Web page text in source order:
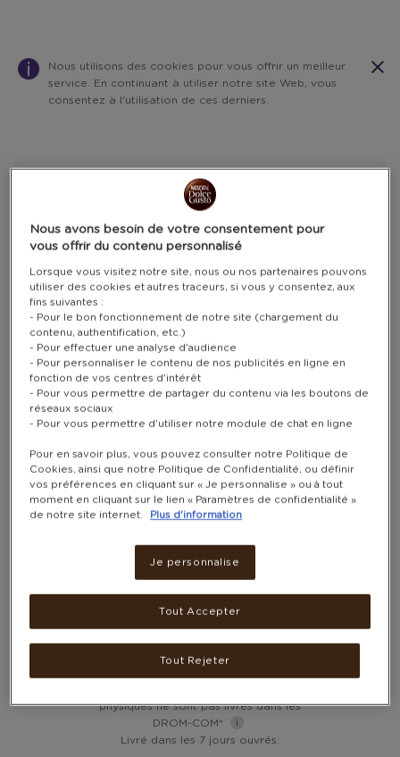
Nous utilisons des cookies pour vous offrir un meilleur
service. En continuant à utiliser notre site Web, vous
consentez à l'utilisation de ces derniers.
MIXEUR À MAIN AD 4616 –
ADLER
physiques ne sont pas livrés dans les
DROM-COM*
Livré dans les 7 jours ouvrés.
Nous avons besoin de votre consentement pour
vous offrir du contenu personnalisé
Lorsque vous visitez notre site, nous ou nos partenaires pouvons
utiliser des cookies et autres traceurs, si vous y consentez, aux
fins suivantes :
- Pour le bon fonctionnement de notre site (chargement du
contenu, authentification, etc.)
- Pour effectuer une analyse d'audience
- Pour personnaliser le contenu de nos publicités en ligne en
fonction de vos centres d'intérêt
- Pour vous permettre de partager du contenu via les boutons de
réseaux sociaux
- Pour vous permettre d'utiliser notre module de chat en ligne
Pour en savoir plus, vous pouvez consulter notre Politique de
Cookies, ainsi que notre Politique de Confidentialité, ou définir
vos préférences en cliquant sur « Je personnalise » ou à tout
moment en cliquant sur le lien « Paramètres de confidentialité »
de notre site internet.
Plus d'information
Je personnalise
Tout Rejeter
Tout Accepter